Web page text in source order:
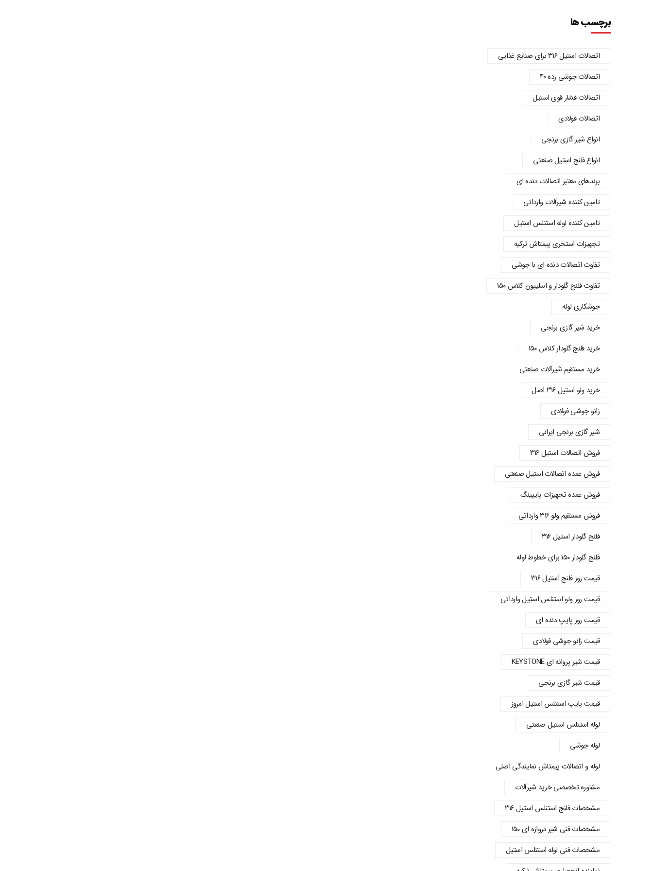
برچسب ها
اتصالات استیل ۳۱۶ برای صنایع غذایی
اتصالات جوشی رده ۴۰
اتصالات فشار قوی استیل
اتصالات فولادی
انواع شیر گازی برنجی
انواع فلنج استیل صنعتی
برندهای معتبر اتصالات دنده‌ ای
تامین کننده شیرآلات وارداتی
تامین کننده لوله استنلس استیل
تجهیزات استخری پیمتاش ترکیه
تفاوت اتصالات دنده‌ ای با جوشی
تفاوت فلنج گلودار و اسلیپون کلاس ۱۵۰
جوشکاری لوله
خرید شیر گازی برنجی
خرید فلنج گلودار کلاس ۱۵۰
خرید مستقیم شیرآلات صنعتی
خرید ولو استیل ۳۱۶ اصل
زانو جوشی فولادی
شیر گازی برنجی ایرانی
فروش اتصالات استیل ۳۱۶
فروش عمده اتصالات استیل صنعتی
فروش عمده تجهیزات پایپینگ
فروش مستقیم ولو ۳۱۶ وارداتی
فلنج گلودار استیل ۳۱۶
فلنج گلودار ۱۵۰ برای خطوط لوله
قیمت روز فلنج استیل ۳۱۶
قیمت روز ولو استنلس استیل وارداتی
قیمت روز پایپ دنده‌ ای
قیمت زانو جوشی فولادی
قیمت شیر پروانه‌ ای KEYSTONE
قیمت شیر گازی برنجی
قیمت پایپ استنلس استیل امروز
لوله استنلس استیل صنعتی
لوله جوشی
لوله و اتصالات پیمتاش نمایندگی اصلی
مشاوره تخصصی خرید شیرآلات
مشخصات فلنج استنلس استیل ۳۱۶
مشخصات فنی شیر دروازه ای ۱۵۰
مشخصات فنی لوله استنلس استیل